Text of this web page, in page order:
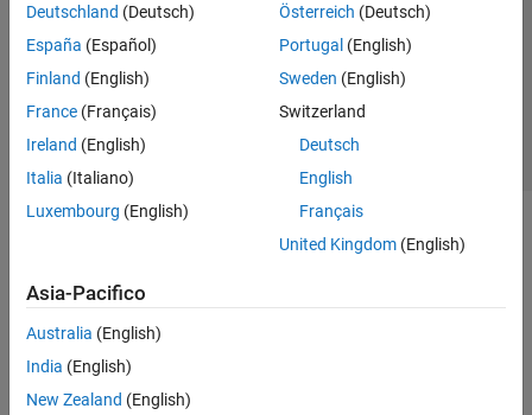
Deutschland (Deutsch)
España (Español)
Finland (English)
France (Français)
Ireland (English)
Italia (Italiano)
Luxembourg (English)
Österreich (Deutsch)
Portugal (English)
Sweden (English)
Switzerland
Deutsch
English
Français
United Kingdom(English)
Asia-Pacifico
Australia (English)
India (English)
New Zealand (English)
Antipirateria
Stato dell'applicazione
Contatti
© 1994-2026 The MathWorks, Inc.